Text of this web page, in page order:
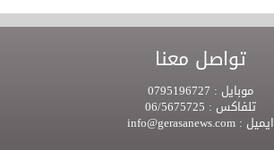
تواصل معنا
موبايل :
تلفاكس :
ايميل :